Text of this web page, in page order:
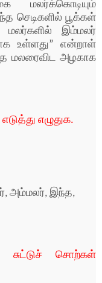
மலர்க்கொடியும்
செடிகளில் பூக்கள்
இம்மலர்
உள்ளது” என்றாள்
மலரைவிட அழகாக
எழுதுக.
அம்மலர், இந்த,
சுட்டுச் சொற்கள்